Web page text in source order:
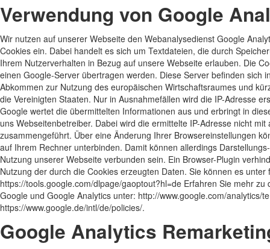
Verwendung von Google
Wir nutzen auf unserer Webseite den Webanalysedienst Google
Cookies ein. Dabei handelt es sich um Textdateien, die durch
Ihrem Nutzerverhalten in Bezug auf unsere Webseite erlauben. Die
einen Google-Server übertragen werden. Diese Server befinden sich
Abkommen zur Nutzung des europäischen Wirtschaftsraumes und
die Vereinigten Staaten. Nur in Ausnahmefällen wird die IP-Adresse
Google wertet die übermittelten Informationen aus und erbringt in
uns Webseitenbetreiber. Dabei wird die ermittelte IP-Adresse nicht
zusammengeführt. Über eine Änderung Ihrer Browsereinstellungen
auf Ihrem Rechner unterbinden. Damit können allerdings
Nutzung unserer Webseite verbunden sein. Ein Browser-Plugin
Nutzung der durch die Cookies erzeugten Daten. Sie können es
https://tools.google.com/dlpage/gaoptout?hl=de Erfahren Sie mehr
Google und Google Analytics unter: http://www.google.com/analytics/
https://www.google.de/intl/de/policies/.
Google Analytics